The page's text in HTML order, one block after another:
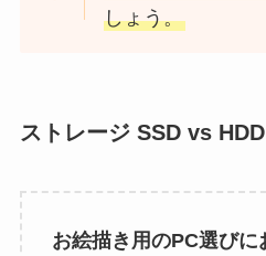
しょう。
ストレージ SSD vs
お絵描き用のPC選び